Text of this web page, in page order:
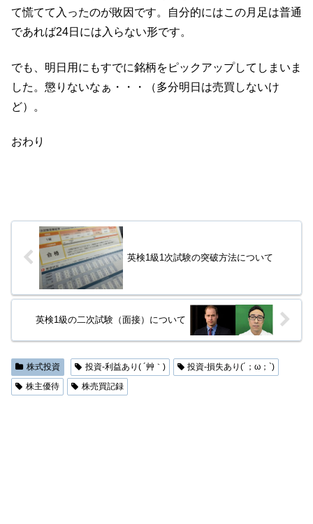
て慌てて入ったのが敗因です。自分的にはこの月足は普通
であれば24日には入らない形です。
でも、明日用にもすでに銘柄をピックアップしてしまいま
した。懲りないなぁ・・・（多分明日は売買しないけ
ど）。
おわり
英検1級1次試験の突破方法について
英検1級の二次試験（面接）について
株式投資 投資-利益あり( ´艸｀)
投資-損失あり(´；ω；`)
株主優待
株売買記録